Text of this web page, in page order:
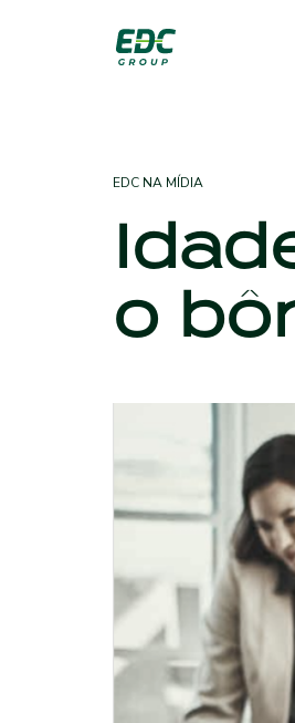
EDC NA MÍDIA
o